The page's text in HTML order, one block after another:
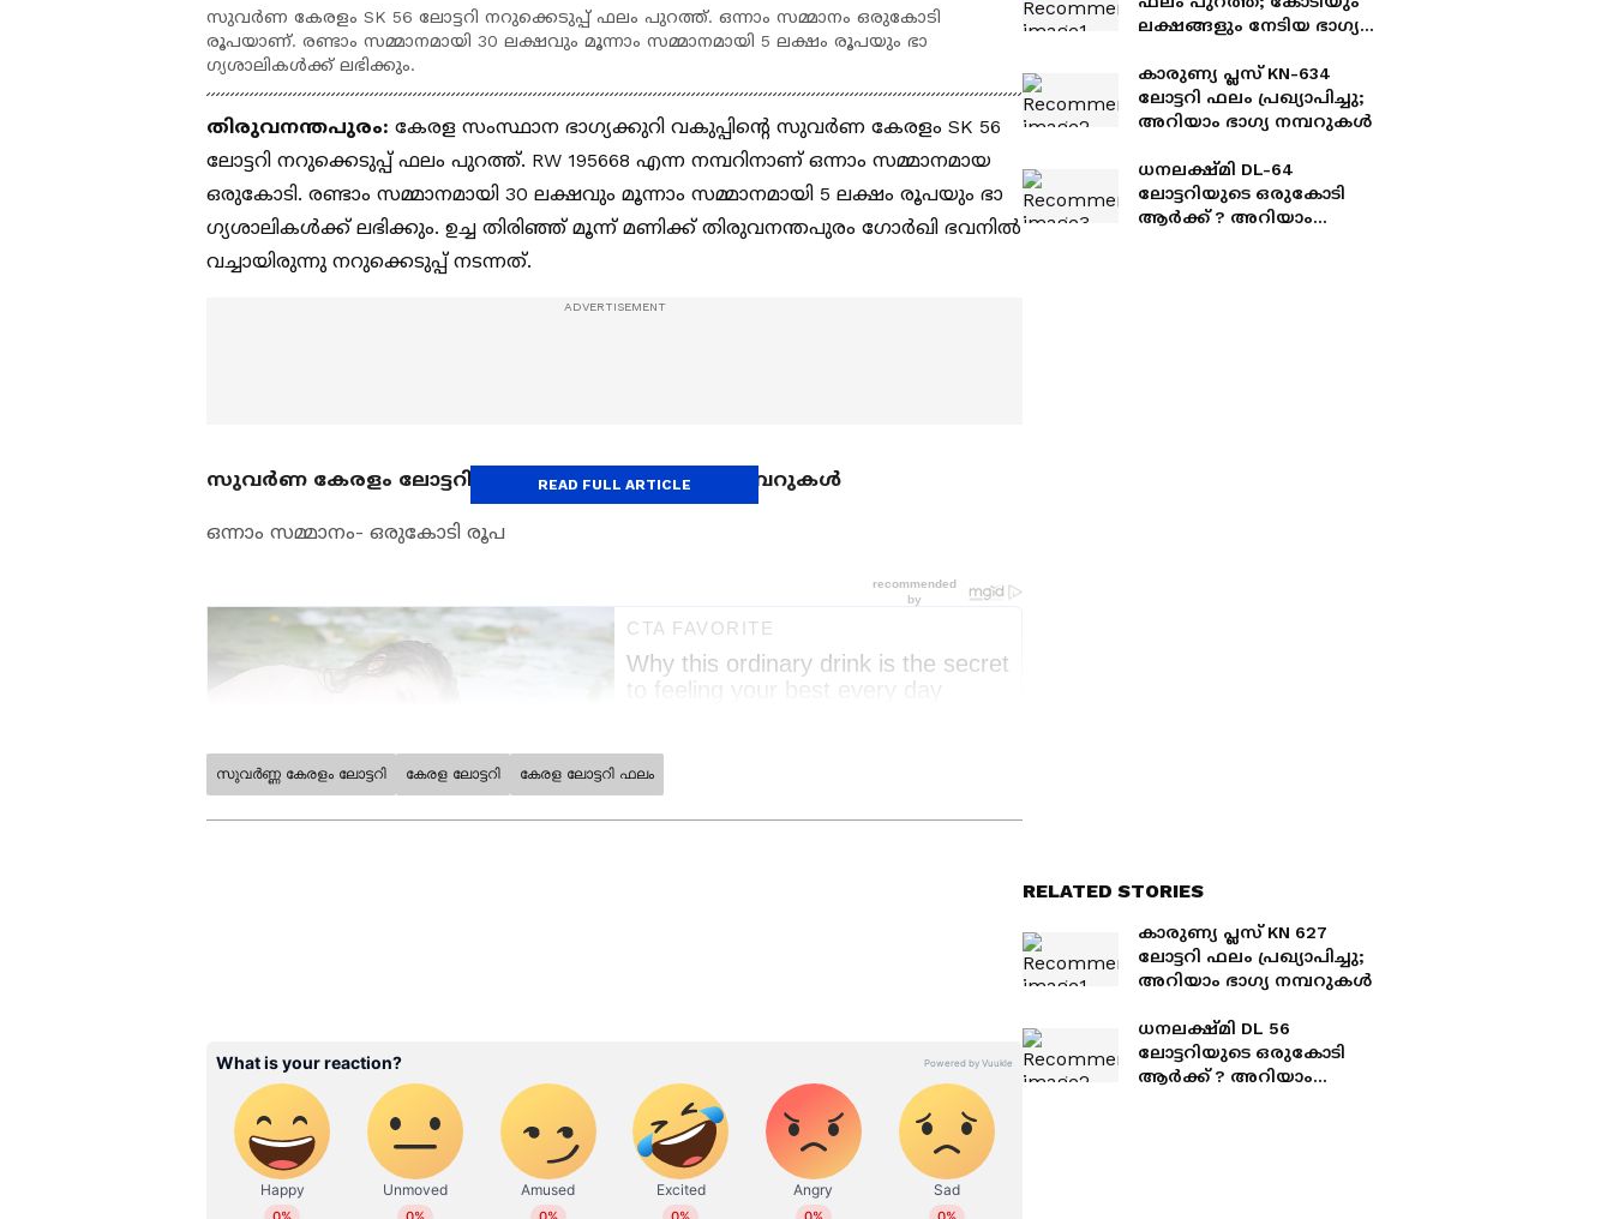
സുവർണ കേരളം SK 56 ലോട്ടറി നറുക്കെടുപ്പ് ഫലം പുറത്ത്. ഒന്നാം സമ്മാനം ഒരുകോടി
രൂപയാണ്. രണ്ടാം സമ്മാനമായി 30 ലക്ഷവും മൂന്നാം സമ്മാനമായി 5 ലക്ഷം രൂപയും ഭാ​
ഗ്യശാലികൾക്ക് ലഭിക്കും.
തിരുവനന്തപുരം: കേരള സംസ്ഥാന ഭാ​ഗ്യക്കുറി വകുപ്പിന്റെ സുവർണ കേരളം SK 56
ലോട്ടറി നറുക്കെടുപ്പ് ഫലം പുറത്ത്. RW 195668 എന്ന നമ്പറിനാണ് ഒന്നാം സമ്മാനമായ
ഒരുകോടി. രണ്ടാം സമ്മാനമായി 30 ലക്ഷവും മൂന്നാം സമ്മാനമായി 5 ലക്ഷം രൂപയും ഭാ​
ഗ്യശാലികൾക്ക് ലഭിക്കും. ഉച്ച തിരിഞ്ഞ് മൂന്ന് മണിക്ക് തിരുവനന്തപുരം ​ഗോർഖി ഭവനിൽ
വച്ചായിരുന്നു നറുക്കെടുപ്പ് നടന്നത്.
സുവര്‍ണ കേരളം ലോട്ടറിയുടെ സമ്മാനാര്‍ഹമായ നമ്പറുകള്‍
ഒന്നാം സമ്മാനം- ഒരുകോടി രൂപ
Related Articles
കാരുണ്യ പ്ലസ് KN 627 ലോട്ടറി
ഫലം പ്രഖ്യാപിച്ചു; അറിയാം ഭാ​ഗ്യ
നമ്പറുകൾ
ധനലക്ഷ്മി DL 56 ലോട്ടറിയുടെ
ഒരുകോടി ആർക്ക് ? അറിയാം
നറുക്കെടുപ്പ് ഫലം
READ FULL ARTICLE
ABOUT THE AUTHOR
Nithya G Robinson
സുവർണ്ണ കേരളം ലോട്ടറി കേരള ലോട്ടറി കേരള ലോട്ടറി ഫലം
ലക്ഷങ്ങളും നേടിയ ഭാ​ഗ്യ
കാരുണ്യ പ്ലസ് KN-634
ലോട്ടറി ഫലം പ്രഖ്യാപിച്ചു;
അറിയാം ഭാ​ഗ്യ നമ്പറുകൾ
ധനലക്ഷ്മി DL-64
ലോട്ടറിയുടെ ഒരുകോടി
ആർക്ക് ? അറിയാം
RELATED STORIES
കാരുണ്യ പ്ലസ് KN 627
ലോട്ടറി ഫലം പ്രഖ്യാപിച്ചു;
അറിയാം ഭാ​ഗ്യ നമ്പറുകൾ
ധനലക്ഷ്മി DL 56
ലോട്ടറിയുടെ ഒരുകോടി
ആർക്ക് ? അറിയാം